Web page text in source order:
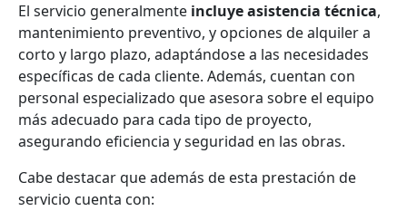
El servicio generalmente incluye asistencia técnica,
mantenimiento preventivo, y opciones de alquiler a
corto y largo plazo, adaptándose a las necesidades
específicas de cada cliente. Además, cuentan con
personal especializado que asesora sobre el equipo
más adecuado para cada tipo de proyecto,
asegurando eficiencia y seguridad en las obras.
Cabe destacar que además de esta prestación de
servicio cuenta con: